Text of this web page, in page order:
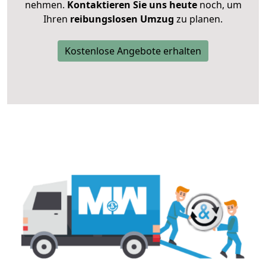
nehmen. Kontaktieren Sie uns heutenoch, um
Ihren reibungslosen Umzug zu planen.
Kostenlose Angebote erhalten